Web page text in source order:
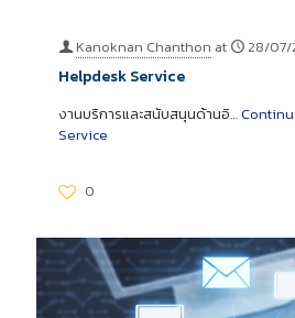
Kanoknan Chanthon at 28/07/
Helpdesk Service
งานบริการและสนับสนุนด้านอิ…
Service
0